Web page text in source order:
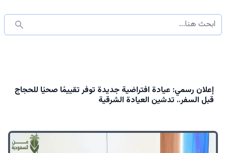
إعلان رسمي: عيادة افتراضية جديدة توفر تقييمًا صحيًا للحجاج
قبل السفر.. تدشين العيادة الشرقية